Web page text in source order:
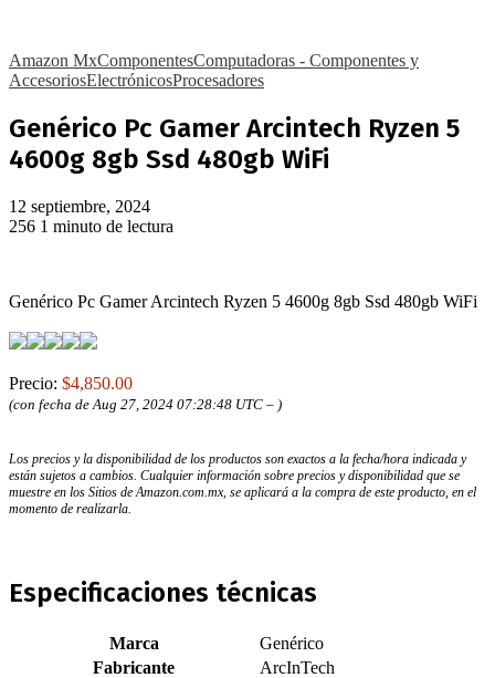
Amazon MxComponentesComputadoras - Componentes y
AccesoriosElectrónicosProcesadores
Genérico Pc Gamer Arcintech Ryzen 5
4600g 8gb Ssd 480gb WiFi
12 septiembre, 2024
256 1 minuto de lectura
Genérico Pc Gamer Arcintech Ryzen 5 4600g 8gb Ssd 480gb WiFi
Precio: $4,850.00
(con fecha de Aug 27, 2024 07:28:48 UTC – )
Los precios y la disponibilidad de los productos son exactos a la fecha/hora indicada y
están sujetos a cambios. Cualquier información sobre precios y disponibilidad que se
muestre en los Sitios de Amazon.com.mx, se aplicará a la compra de este producto, en el
momento de realizarla.
Especificaciones técnicas
Marca
‎Genérico
Fabricante
‎ArcInTech